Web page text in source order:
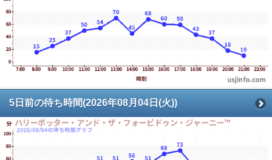
5日前の待ち時間(2026年08月04日(火))